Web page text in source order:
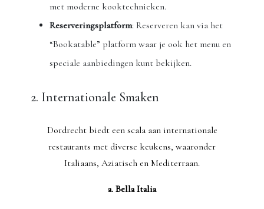
met moderne kooktechnieken.
Reserveringsplatform: Reserveren kan via het
“Bookatable” platform waar je ook het menu en
speciale aanbiedingen kunt bekijken.
2. Internationale Smaken
Dordrecht biedt een scala aan internationale
restaurants met diverse keukens, waaronder
Italiaans, Aziatisch en Mediterraan.
a. Bella Italia